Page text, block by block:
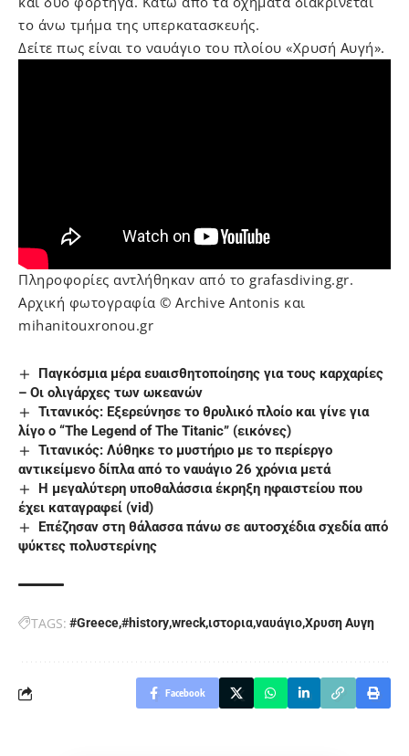
το άνω τμήμα της υπερκατασκευής.
Δείτε πως είναι το ναυάγιο του πλοίου «Χρυσή Αυγή».
Πληροφορίες αντλήθηκαν από το grafasdiving.gr.
Αρχική φωτογραφία © Archive Antonis και
mihanitouxronou.gr
Παγκόσμια μέρα ευαισθητοποίησης για τους καρχαρίες
– Οι ολιγάρχες των ωκεανών
Τιτανικός: Εξερεύνησε το θρυλικό πλοίο και γίνε για
λίγο ο “The Legend of The Titanic” (εικόνες)
Τιτανικός: Λύθηκε το μυστήριο με το περίεργο
αντικείμενο δίπλα από το ναυάγιο 26 χρόνια μετά
Η μεγαλύτερη υποθαλάσσια έκρηξη ηφαιστείου που
έχει καταγραφεί (vid)
Επέζησαν στη θάλασσα πάνω σε αυτοσχέδια σχεδία από
ψύκτες πολυστερίνης
TAGS: #Greece#historywreck ιστοριαναυάγιοΧρυση Αυγη
Facebook